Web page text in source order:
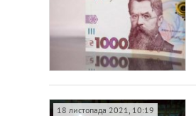
18 листопада 2021, 10:19